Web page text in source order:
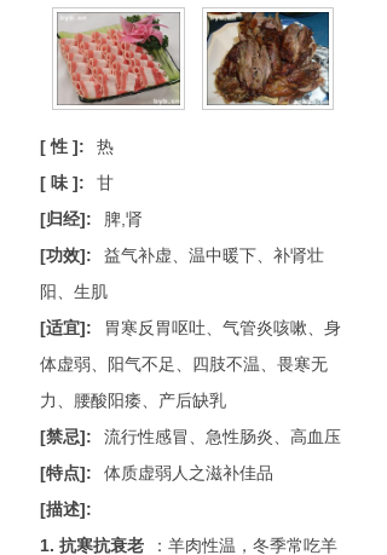
[ 性 ]:
热
[ 味 ]:
甘
[归经]:
脾,肾
[功效]:
益气补虚、温中暖下、补肾壮
阳、生肌
[适宜]:
胃寒反胃呕吐、气管炎咳嗽、身
体虚弱、阳气不足、四肢不温、畏寒无
力、腰酸阳痿、产后缺乳
[禁忌]:
流行性感冒、急性肠炎、高血压
[特点]:
体质虚弱人之滋补佳品
[描述]:
1. 抗寒抗衰老
：羊肉性温，冬季常吃羊